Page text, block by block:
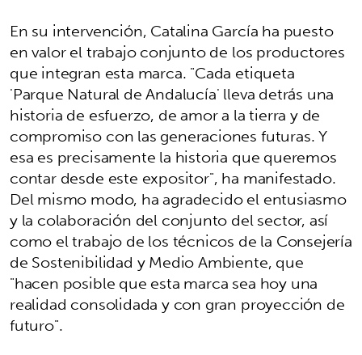
En su intervención, Catalina García ha puesto
en valor el trabajo conjunto de los productores
que integran esta marca. "Cada etiqueta
'Parque Natural de Andalucía' lleva detrás una
historia de esfuerzo, de amor a la tierra y de
compromiso con las generaciones futuras. Y
esa es precisamente la historia que queremos
contar desde este expositor", ha manifestado.
Del mismo modo, ha agradecido el entusiasmo
y la colaboración del conjunto del sector, así
como el trabajo de los técnicos de la Consejería
de Sostenibilidad y Medio Ambiente, que
"hacen posible que esta marca sea hoy una
realidad consolidada y con gran proyección de
futuro".